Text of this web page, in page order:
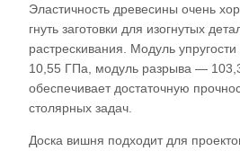
Эластичность древесины очень
гнуть заготовки для изогнутых
растрескивания. Модуль
10,55 ГПа, модуль разрыва —
обеспечивает достаточную
столярных задач.​
Доска вишня подходит для